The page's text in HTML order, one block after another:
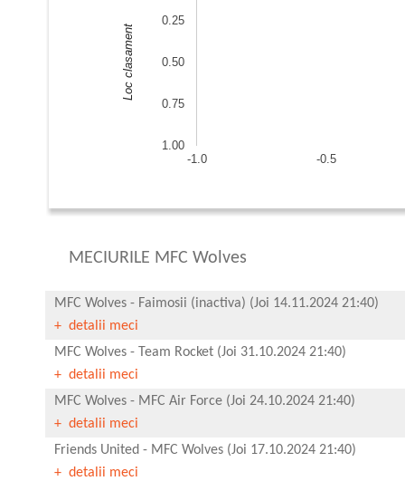
-1.0 -0.5
0.25
0.50
0.75
1.00
Loc clasament
MECIURILE MFC Wolves
MFC Wolves - Faimosii (inactiva) (Joi 14.11.2024 21:40)
+ detalii meci
MFC Wolves - Team Rocket (Joi 31.10.2024 21:40)
+ detalii meci
MFC Wolves - MFC Air Force (Joi 24.10.2024 21:40)
+ detalii meci
Friends United - MFC Wolves (Joi 17.10.2024 21:40)
+ detalii meci